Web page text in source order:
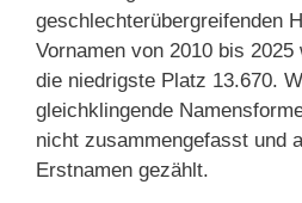
geschlechterübergreifenden
Vornamen von 2010 bis
die niedrigste Platz 13.670.
gleichklingende
nicht zusammengefasst und
Erstnamen gezählt.